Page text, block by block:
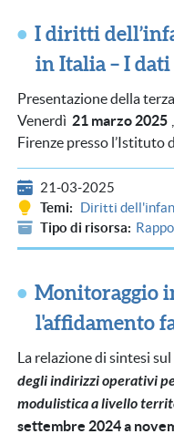
I diritti
in Italia – I
Presentazione della
Venerdì 21 marzo 2025
Firenze presso l’Istituto
21-03-2025
Temi
Diritti
Tipo di risorsa
Monitoraggio
l'affidamento
La relazione di sintesi sul
degli indirizzi operativi
modulistica a livello
settembre 2024 a